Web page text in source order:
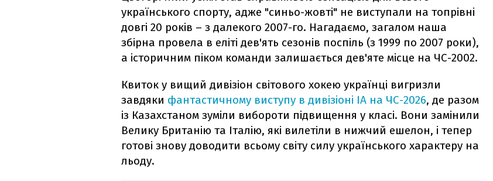
українського спорту, адже "синьо-жовті" не виступали на топрівні
довгі 20 років – з далекого 2007-го. Нагадаємо, загалом наша
збірна провела в еліті дев'ять сезонів поспіль (з 1999 по 2007 роки),
а історичним піком команди залишається дев'яте місце на ЧС-2002.
Квиток у вищий дивізіон світового хокею українці вигризли
завдяки фантастичному виступу в дивізіоні IA на ЧС-2026, де разом
із Казахстаном зуміли вибороти підвищення у класі. Вони замінили
Велику Британію та Італію, які вилетіли в нижчий ешелон, і тепер
готові знову доводити всьому світу силу українського характеру на
льоду.